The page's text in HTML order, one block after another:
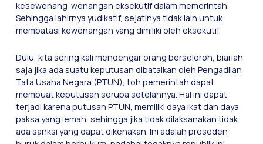
kesewenang-wenangan eksekutif dalam memerintah.
Sehingga lahirnya yudikatif, sejatinya tidak lain untuk
membatasi kewenangan yang dimiliki oleh eksekutif.
Dulu, kita sering kali mendengar orang berseloroh, biarlah
saja jika ada suatu keputusan dibatalkan oleh Pengadilan
Tata Usaha Negara (PTUN), toh pemerintah dapat
membuat keputusan serupa setelahnya. Hal ini dapat
terjadi karena putusan PTUN, memiliki daya ikat dan daya
paksa yang lemah, sehingga jika tidak dilaksanakan tidak
ada sanksi yang dapat dikenakan. Ini adalah preseden